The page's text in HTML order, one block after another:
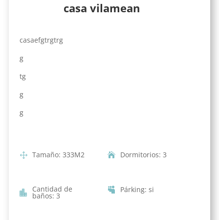
casa vilamean
casaefgtrgtrg
g
tg
g
g
Tamaño: 333M2 Dormitorios: 3
Cantidad de
baños: 3
Párking: si